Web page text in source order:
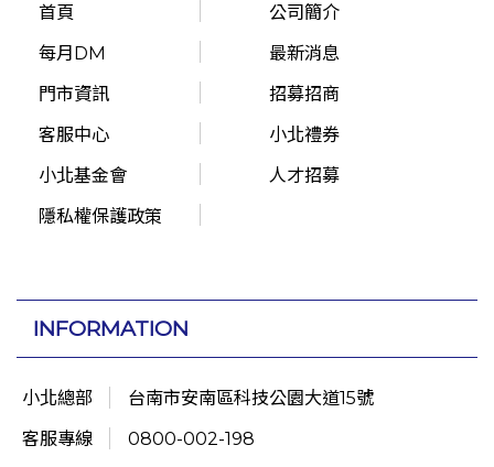
首頁
公司簡介
每月DM
最新消息
門市資訊
招募招商
客服中心
小北禮券
小北基金會
人才招募
隱私權保護政策
INFORMATION
小北總部
台南市安南區科技公園大道15號
客服專線
0800-002-198